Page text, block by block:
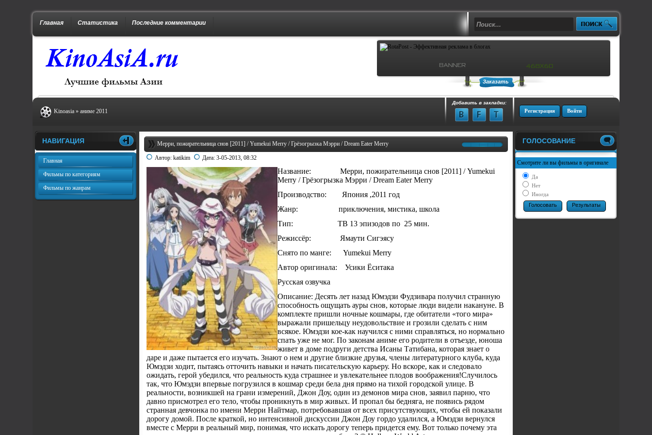
Главная Статистика Последние комментарии
Заказать
Kinoasia »аниме 2011 Регистрация Войти
Добавить в закладки:
Мерри, пожирательница снов [2011] / Yumekui Merry / Грёзогрызка Мэрри / Dream Eater Merry
Автор:katikim Дата:3-05-2013, 08:32
Название: Мерри, пожирательница снов [2011] / Yumekui
Merry / Грёзогрызка Мэрри / Dream Eater Merry
Производство: Япония ,2011 год
Жанр: приключения, мистика, школа
Тип: ТВ 13 эпизодов по 25 мин.
Режиссёр: Ямаути Сигэясу
Снято по манге: Yumekui Merry
Автор оригинала: Усики Ёситака
Русская озвучка
Описание: Десять лет назад Юмэдзи Фудзивара получил странную
способность ощущать ауры снов, которые люди видели накануне. В
комплекте пришли ночные кошмары, где обитатели «того мира»
выражали пришельцу неудовольствие и грозили сделать с ним
всякое. Юмэдзи кое-как научился с ними справляться, но нормально
спать уже не мог. По законам аниме его родители в отъезде, юноша
живет в доме подруги детства Исаны Татибана, которая знает о
даре и даже пытается его изучать. Знают о нем и другие близкие друзья, члены литературного клуба, куда
Юмэдзи ходит, пытаясь отточить навыки и начать писательскую карьеру. Но вскоре, как и следовало
ожидать, герой убедился, что реальность куда страшнее и увлекательнее плодов воображения!Случилось
так, что Юмэдзи впервые погрузился в кошмар среди бела дня прямо на тихой городской улице. В
реальности, возникшей на грани измерений, Джон Доу, один из демонов мира снов, заявил парню, что
давно присмотрел его тело, чтобы проникнуть в мир живых. И пропал бы бедняга, не появись рядом
странная девчонка по имени Мерри Найтмар, потребовавшая от всех присутствующих, чтобы ей показали
дорогу домой. После краткой, но интенсивной дискуссии Джон Доу гордо удалился, а Юмэдзи вернулся
вместе с Мерри в реальный мир, понимая, что искать дорогу теперь придется ему. Вот только почему эта
НАВИГАЦИЯ
Главная
Фильмы по категориям
Фильмы по жанрам
ГОЛОСОВАНИЕ
Смотрите ли вы фильмы в оригинале
Да
Нет
Иногда